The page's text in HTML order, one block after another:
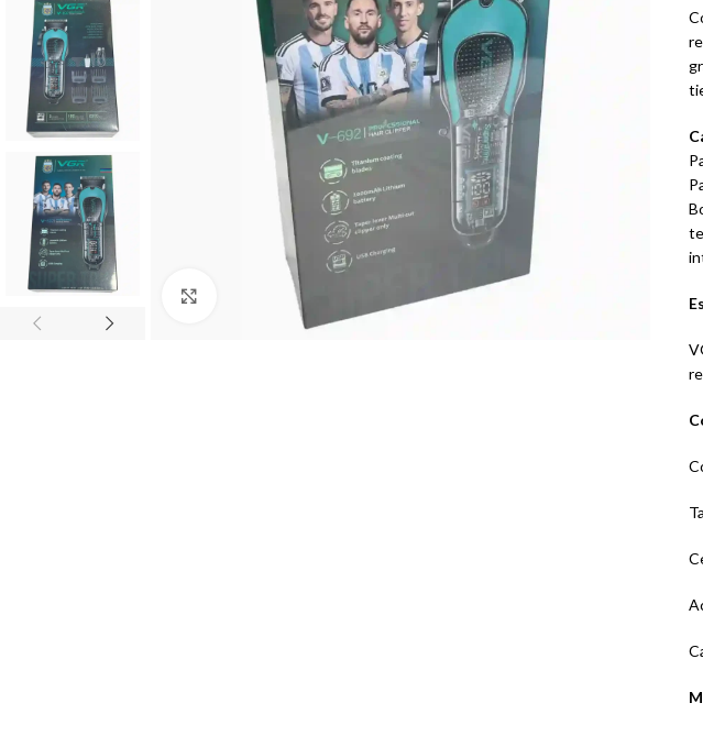
Haz clic para ampliar